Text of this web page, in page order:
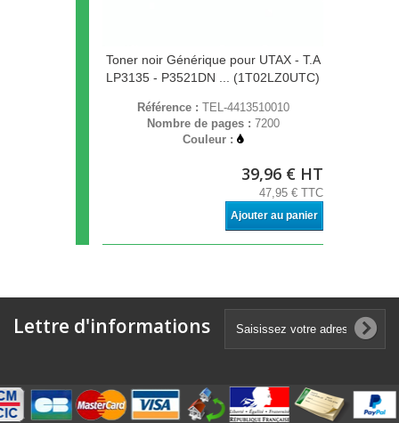
Toner noir Générique pour UTAX - T.A
LP3135 - P3521DN ... (1T02LZ0UTC)
Référence : TEL-4413510010
Nombre de pages : 7200
Couleur :
39,96 € HT
47,95 € TTC
Ajouter au panier
Lettre d'informations